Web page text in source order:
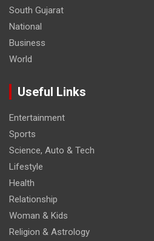
South Gujarat
National
Business
World
Useful Links
Entertainment
Sports
Science, Auto & Tech
Lifestyle
Health
Relationship
Woman & Kids
Religion & Astrology